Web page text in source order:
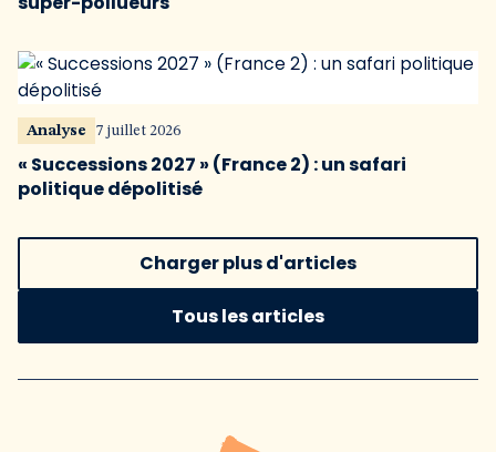
Analyse 7 juillet 2026
« Successions 2027 » (France 2) : un safari
politique dépolitisé
Charger plus d'articles
Tous les articles